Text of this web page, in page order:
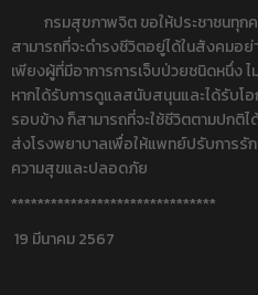
กรมสุขภาพจิต ขอให้ประชาชนทุกคน
สามารถที่จะดำรงชีวิตอยู่ได้ในสังคมอย่
เพียงผู้ที่มีอาการการเจ็บป่วยชนิดหนึ่ง
หากได้รับการดูแลสนับสนุนและได้รับโ
รอบข้าง ก็สามารถที่จะใช้ชีวิตตามปกติไ
ส่งโรงพยาบาลเพื่อให้แพทย์ปรับการรั
ความสุขและปลอดภัย
*******************************
19 มีนาคม 2567